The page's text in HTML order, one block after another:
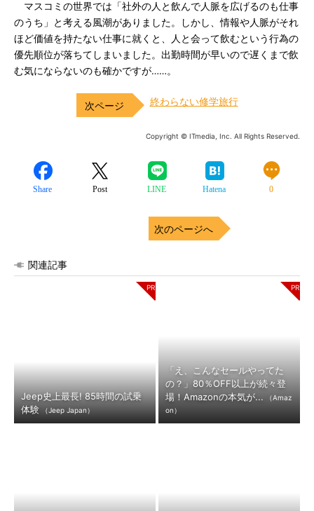
マスコミの世界では「社外の人と飲んで人脈を広げるのも仕事
のうち」と考える風潮がありました。しかし、情報や人脈がそれ
ほど価値を持たない仕事に就くと、人と会って飲むという行為の
優先順位が落ちてしまいました。出勤時間が早いので遅くまで飲
む気にならないのも確かですが……。
終わらない修学旅行
Copyright © ITmedia, Inc. All Rights Reserved.
Share Post LINE Hatena 0
次のページへ
関連記事
Jeep史上最長! 85時間の試乗
体験
（Jeep Japan）
「え、こんなセールやってた
の？」80％OFF以上が続々登
場！Amazonの本気が...
（Amaz
on）